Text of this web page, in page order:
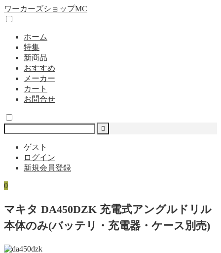
ワーカーズショップMC
ホーム
特集
新商品
おすすめ
メーカー
カート
お問合せ
ゲスト
ログイン
新規会員登録
0
マキタ DA450DZK 充電式アングルドリル
本体のみ(バッテリ・充電器・ケース別売)